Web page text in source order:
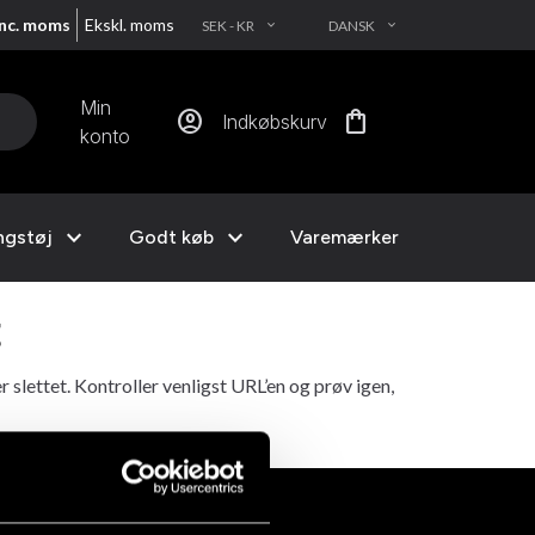
moms Ekskl. moms SEK - KR EXPAND_MORE DANSK EXPAND_MORE
Min
konto
account_circle Indkøbskurv shopping_bag
expand_more Godt køb expand_more Varemærker
Kontroller venligst URL’en og prøv igen,